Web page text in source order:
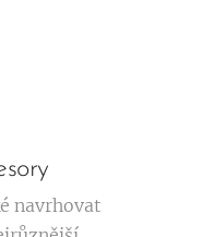
navrhovat